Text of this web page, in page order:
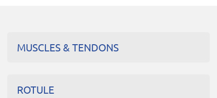
MUSCLES & TENDONS
ROTULE